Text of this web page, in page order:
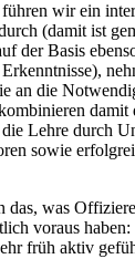
wir ein
(damit ist
der Basis
an die
damit
Lehre durch
sowie
das, was
voraus haben:
früh aktiv